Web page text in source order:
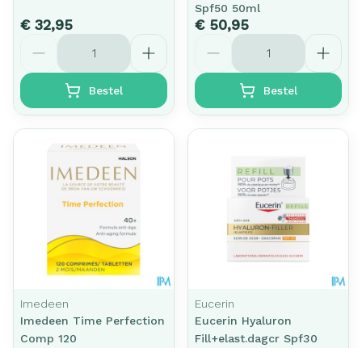
€ 32,95
Aantal
Bestel
Spf50 50ml
€ 50,95
Aantal
Bestel
Imedeen
Imedeen Time Perfection
Comp 120
Eucerin
Eucerin Hyaluron
Fill+elast.dagcr Spf30